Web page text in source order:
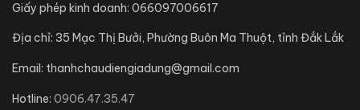
Giấy phép kinh doanh: 066097006617
Địa chỉ: 35 Mạc Thị Bưởi, Phường Buôn Ma Thuột, tỉnh Đắk Lắk
Email: thanhchaudiengiadung@gmail.com
Hotline: 0906.47.35.47